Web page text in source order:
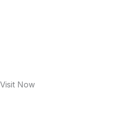
Visit Now